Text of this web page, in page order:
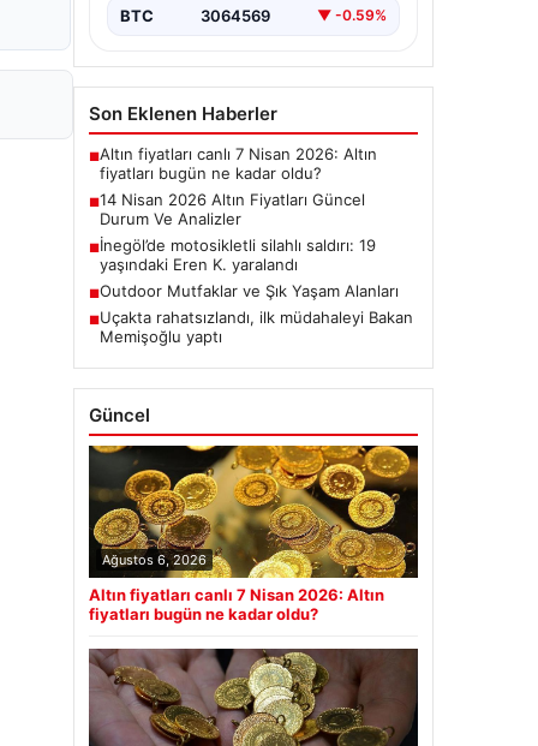
BTC 3064569 ▼ -0.59%
Son Eklenen Haberler
■Altın fiyatları canlı 7 Nisan 2026: Altın
fiyatları bugün ne kadar oldu?
■14 Nisan 2026 Altın Fiyatları Güncel
Durum Ve Analizler
■İnegöl’de motosikletli silahlı saldırı: 19
yaşındaki Eren K. yaralandı
■Outdoor Mutfaklar ve Şık Yaşam Alanları
■Uçakta rahatsızlandı, ilk müdahaleyi Bakan
Memişoğlu yaptı
Güncel
Ağustos 6, 2026
Altın fiyatları canlı 7 Nisan 2026: Altın
fiyatları bugün ne kadar oldu?